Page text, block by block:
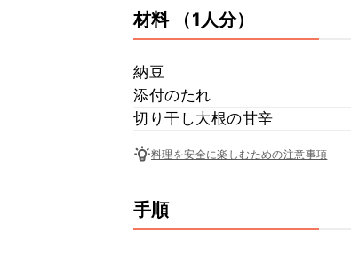
材料 （1人分）
納豆
添付のたれ
切り干し大根の甘辛
料理を安全に楽しむための注意事項
手順